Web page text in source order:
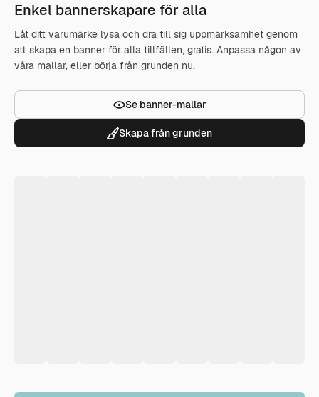
Enkel bannerskapare för alla
Låt ditt varumärke lysa och dra till sig uppmärksamhet genom
att skapa en banner för alla tillfällen, gratis. Anpassa någon av
våra mallar, eller börja från grunden nu.
Se banner-mallar
Skapa från grunden